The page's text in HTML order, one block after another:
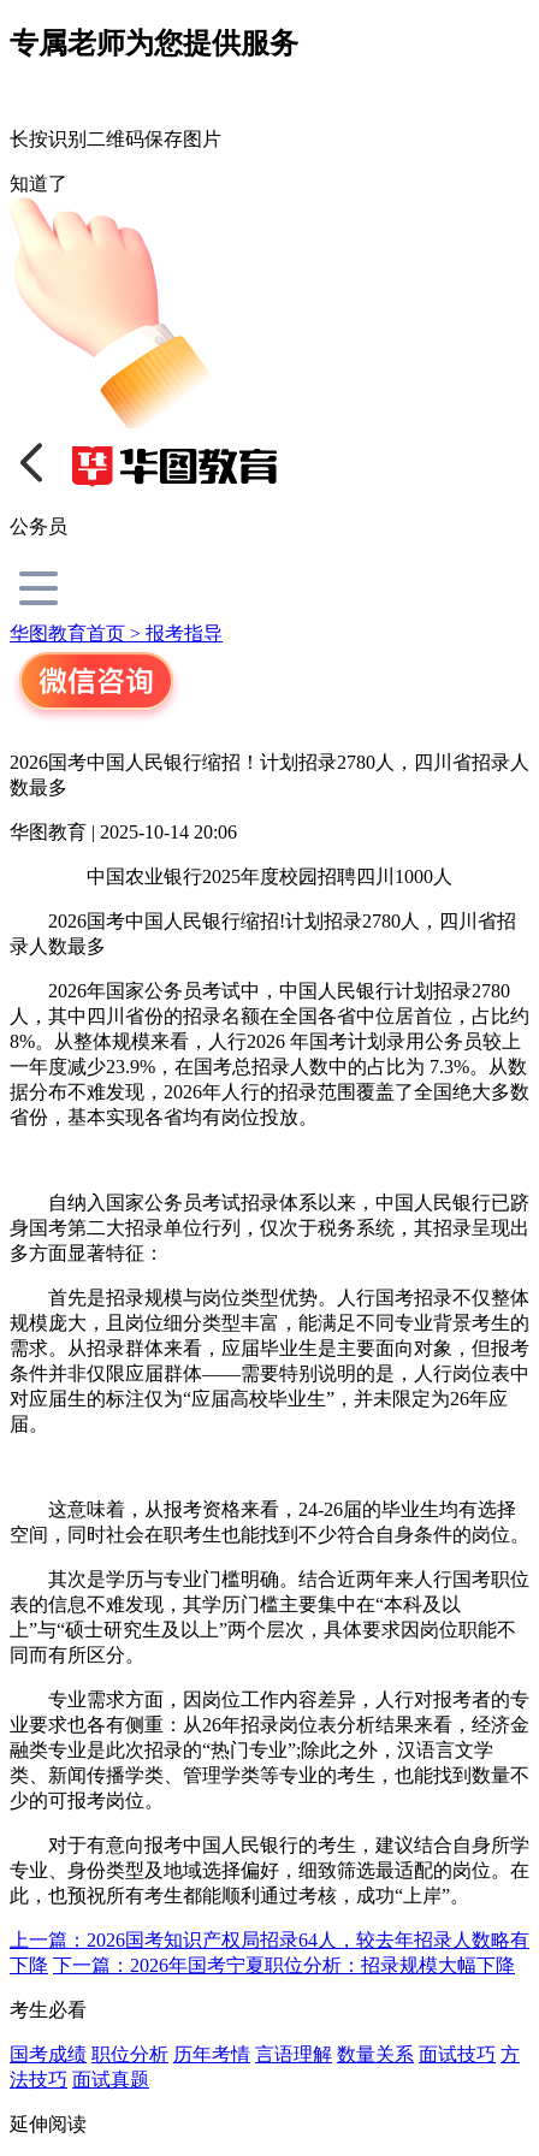
专属老师为您提供服务
长按识别二维码保存图片
知道了
公务员
华图教育首页 > 报考指导
2026国考中国人民银行缩招！计划招录2780人，四川省招录人
数最多
华图教育 | 2025-10-14 20:06
中国农业银行2025年度校园招聘四川1000人
2026国考中国人民银行缩招!计划招录2780人，四川省招
录人数最多
2026年国家公务员考试中，中国人民银行计划招录2780
人，其中四川省份的招录名额在全国各省中位居首位，占比约
8%。从整体规模来看，人行2026 年国考计划录用公务员较上
一年度减少23.9%，在国考总招录人数中的占比为 7.3%。从数
据分布不难发现，2026年人行的招录范围覆盖了全国绝大多数
省份，基本实现各省均有岗位投放。
自纳入国家公务员考试招录体系以来，中国人民银行已跻
身国考第二大招录单位行列，仅次于税务系统，其招录呈现出
多方面显著特征：
首先是招录规模与岗位类型优势。人行国考招录不仅整体
规模庞大，且岗位细分类型丰富，能满足不同专业背景考生的
需求。从招录群体来看，应届毕业生是主要面向对象，但报考
条件并非仅限应届群体——需要特别说明的是，人行岗位表中
对应届生的标注仅为“应届高校毕业生”，并未限定为26年应
届。
这意味着，从报考资格来看，24-26届的毕业生均有选择
空间，同时社会在职考生也能找到不少符合自身条件的岗位。
其次是学历与专业门槛明确。结合近两年来人行国考职位
表的信息不难发现，其学历门槛主要集中在“本科及以
上”与“硕士研究生及以上”两个层次，具体要求因岗位职能不
同而有所区分。
专业需求方面，因岗位工作内容差异，人行对报考者的专
业要求也各有侧重：从26年招录岗位表分析结果来看，经济金
融类专业是此次招录的“热门专业”;除此之外，汉语言文学
类、新闻传播学类、管理学类等专业的考生，也能找到数量不
少的可报考岗位。
对于有意向报考中国人民银行的考生，建议结合自身所学
专业、身份类型及地域选择偏好，细致筛选最适配的岗位。在
此，也预祝所有考生都能顺利通过考核，成功“上岸”。
上一篇：2026国考知识产权局招录64人，较去年招录人数略有
下降 下一篇：2026年国考宁夏职位分析：招录规模大幅下降
考生必看
国考成绩 职位分析 历年考情 言语理解 数量关系 面试技巧 方
法技巧 面试真题
延伸阅读